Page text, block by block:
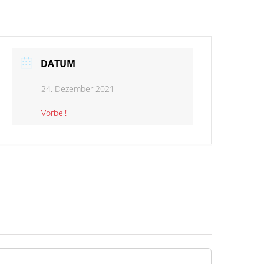
DATUM
24. Dezember 2021
Vorbei!